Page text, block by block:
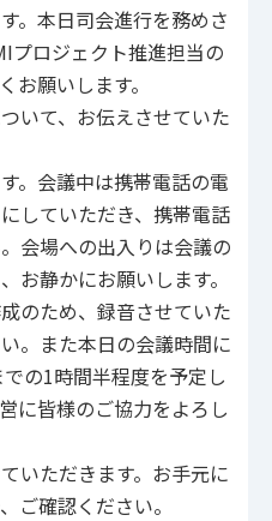
。本日司会進行を務めさ
プロジェクト推進担当の
お願いします。
いて、お伝えさせていた
。会議中は携帯電話の電
していただき、携帯電話
会場への出入りは会議の
お静かにお願いします。
のため、録音させていた
。また本日の会議時間に
の1時間半程度を予定し
に皆様のご協力をよろし
いただきます。お手元に
ご確認ください。